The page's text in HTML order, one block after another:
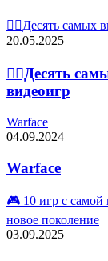
🏴‍☠️Десять самых
20.05.2025
🏴‍☠️Десять
видеоигр
Warface
04.09.2024
Warface
🎮 10 игр с самой
новое поколение
03.09.2025